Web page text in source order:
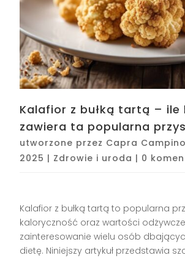
Kalafior z bułką tartą – ile
zawiera ta popularna
utworzone przez Capra
2025 | Zdrowie i uroda | 0
Kalafior z bułką tartą to popularna
kaloryczność oraz wartości
zainteresowanie wielu osób
dietę. Niniejszy artykuł przedstawia